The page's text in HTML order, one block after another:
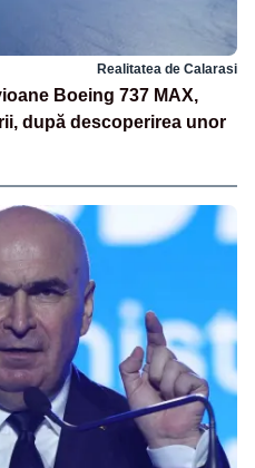
Realitatea de Calarasi
Boeing 737 MAX,
după descoperirea unor